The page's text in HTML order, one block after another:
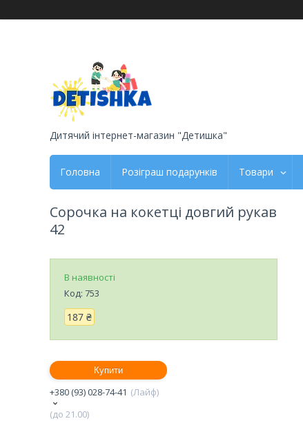
Дитячий інтернет-магазин "Детишка"
Головна Розіграш подарунків Товари
Сорочка на кокетці довгий рукав
42
В наявності
Код: 753
187 ₴
Купити
+380 (93) 028-74-41
Лайф
(до 21.00)